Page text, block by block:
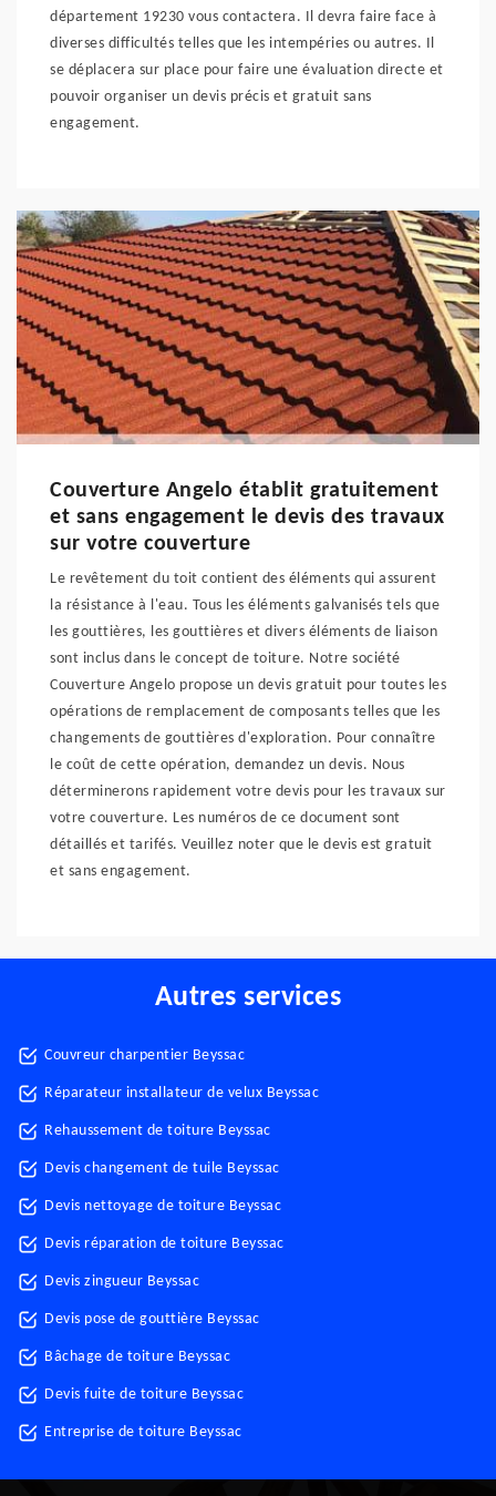
département 19230 vous contactera. Il devra faire face à
diverses difficultés telles que les intempéries ou autres. Il
se déplacera sur place pour faire une évaluation directe et
pouvoir organiser un devis précis et gratuit sans
engagement.
Couverture Angelo établit gratuitement
et sans engagement le devis des travaux
sur votre couverture
Le revêtement du toit contient des éléments qui assurent
la résistance à l'eau. Tous les éléments galvanisés tels que
les gouttières, les gouttières et divers éléments de liaison
sont inclus dans le concept de toiture. Notre société
Couverture Angelo propose un devis gratuit pour toutes les
opérations de remplacement de composants telles que les
changements de gouttières d'exploration. Pour connaître
le coût de cette opération, demandez un devis. Nous
déterminerons rapidement votre devis pour les travaux sur
votre couverture. Les numéros de ce document sont
détaillés et tarifés. Veuillez noter que le devis est gratuit
et sans engagement.
Autres services
Couvreur charpentier Beyssac
Réparateur installateur de velux Beyssac
Rehaussement de toiture Beyssac
Devis changement de tuile Beyssac
Devis nettoyage de toiture Beyssac
Devis réparation de toiture Beyssac
Devis zingueur Beyssac
Devis pose de gouttière Beyssac
Bâchage de toiture Beyssac
Devis fuite de toiture Beyssac
Entreprise de toiture Beyssac